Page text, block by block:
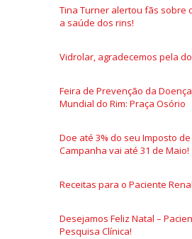
Tina Turner alertou fãs sobre
a saúde dos rins!
Vidrolar, agradecemos pela
Feira de Prevenção da
Mundial do Rim: Praça Osório
Doe até 3% do seu Imposto de
Campanha vai até 31 de Maio!
Receitas para o Paciente Renal
Desejamos Feliz Natal –
Pesquisa Clínica!